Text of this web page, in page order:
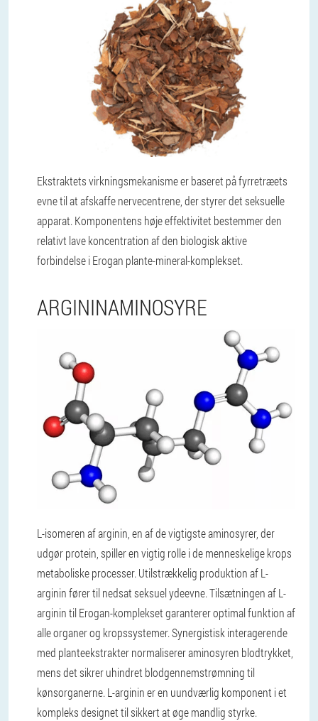
Ekstraktets virkningsmekanisme er baseret på fyrretræets
evne til at afskaffe nervecentrene, der styrer det seksuelle
apparat. Komponentens høje effektivitet bestemmer den
relativt lave koncentration af den biologisk aktive
forbindelse i Erogan plante-mineral-komplekset.
ARGININAMINOSYRE
L-isomeren af ​​arginin, en af ​​de vigtigste aminosyrer, der
udgør protein, spiller en vigtig rolle i de menneskelige krops
metaboliske processer. Utilstrækkelig produktion af L-
arginin fører til nedsat seksuel ydeevne. Tilsætningen af ​​L-
arginin til Erogan-komplekset garanterer optimal funktion af
alle organer og kropssystemer. Synergistisk interagerende
med planteekstrakter normaliserer aminosyren blodtrykket,
mens det sikrer uhindret blodgennemstrømning til
kønsorganerne. L-arginin er en uundværlig komponent i et
kompleks designet til sikkert at øge mandlig styrke.